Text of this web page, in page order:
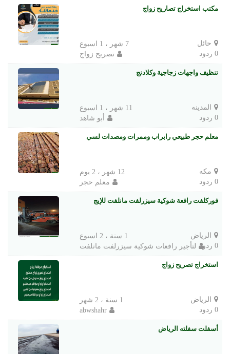
مكتب استخراج تصاريح زواج
حائل
0 ردود
7 شهر ، 1 اسبوع
تصريح زواج
تنظيف واجهات زجاجية وكلادنج
المدينه
0 ردود
11 شهر ، 1 اسبوع
أبو شاهد
معلم حجر طبيعي رابراب وممرات ومصدات لسي
مكه
0 ردود
12 شهر ، 2 يوم
معلم حجر
فوركلفت رافعة شوكية سيزرلفت مانلفت للإيج
الرياض
0 ردود
1 سنة ، 2 اسبوع
لتأجير رافعات شوكية سيزرلفت مانلفت
استخراج تصريح زواج
الرياض
0 ردود
1 سنة ، 2 شهر
abwshahr
أسفلت سفلته الرياض